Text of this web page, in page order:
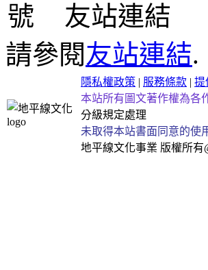
友站連結
請參閱友站連結.
隱私權政策 | 服務條款 | 提
本站所有圖文著作權為各
分級規定處理
未取得本站書面同意的使
地平線文化事業 版權所有